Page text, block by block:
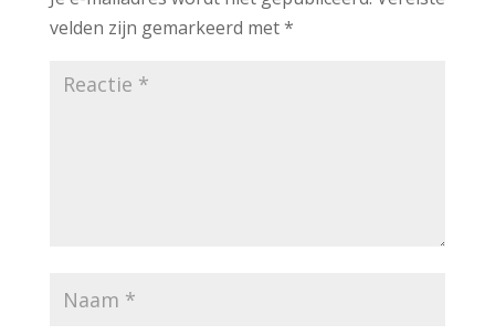
velden zijn gemarkeerd met*